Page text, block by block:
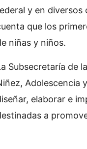
y en diversos
que los
niñas y niños.
Subsecretaría de
Adolescencia
elaborar e
a